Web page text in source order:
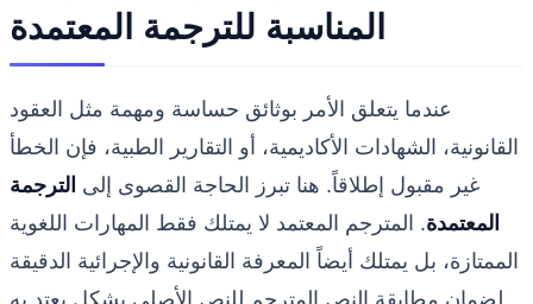
المناسبة للترجمة المعتمدة
عندما يتعلق الأمر بوثائق حساسة ومهمة مثل العقود
القانونية، الشهادات الأكاديمية، أو التقارير الطبية، فإن الخطأ
غير مقبول إطلاقاً. هنا تبرز الحاجة القصوى إلى الترجمة
المعتمدة. المترجم المعتمد لا يمتلك فقط المهارات اللغوية
الممتازة، بل يمتلك أيضاً المعرفة القانونية والإجرائية الدقيقة
لضمان مطابقة النص المترجم للنص الأصلي بشكل يعتد به